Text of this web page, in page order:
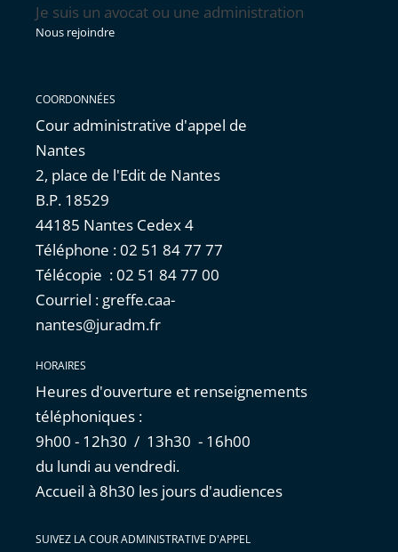
Je suis un avocat ou une administration
Nous rejoindre
COORDONNÉES
Cour administrative d'appel de
Nantes
2, place de l'Edit de Nantes
B.P. 18529
44185 Nantes Cedex 4
Téléphone : 02 51 84 77 77
Télécopie : 02 51 84 77 00
Courriel : greffe.caa-
nantes@juradm.fr
HORAIRES
Heures d'ouverture et renseignements
téléphoniques :
9h00 - 12h30 / 13h30 - 16h00
du lundi au vendredi.
Accueil à 8h30 les jours d'audiences
SUIVEZ LA COUR ADMINISTRATIVE D'APPEL